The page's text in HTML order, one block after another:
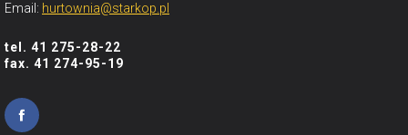
Email: hurtownia@starkop.pl
tel. 41 275-28-22
fax. 41 274-95-19